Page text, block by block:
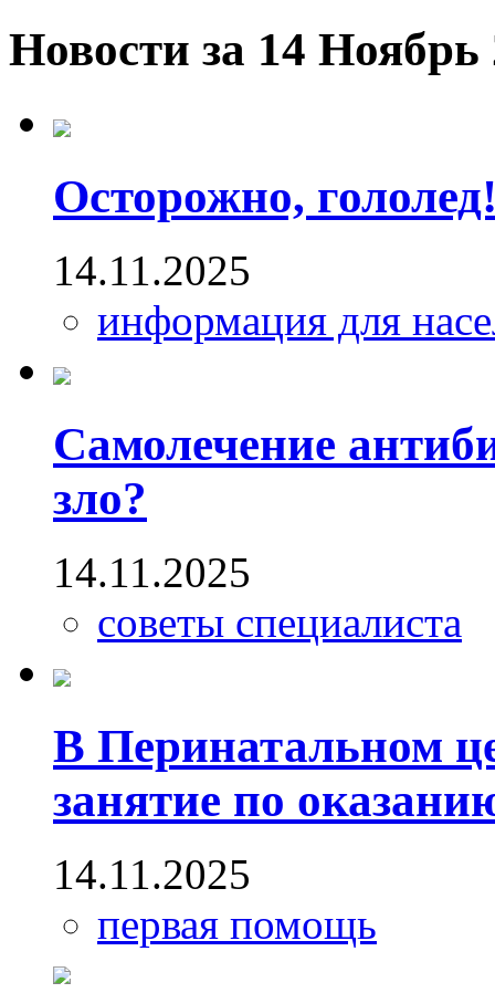
Новости за 14 Ноябрь
Осторожно,
14.11.2025
информация для
Самолечение
зло?
14.11.2025
советы специалиста
В Перинатальном
занятие по
14.11.2025
первая помощь